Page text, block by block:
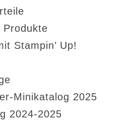
Produkte
Stampin’ Up!
Minikatalog 2025
2024-2025